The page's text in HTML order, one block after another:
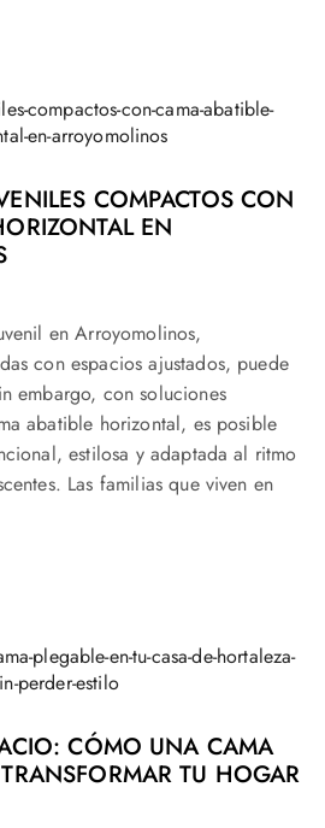
COMPACTOS CON
EN
en Arroyomolinos,
con espacios ajustados, puede
embargo, con soluciones
abatible horizontal, es posible
estilosa y adaptada al ritmo
Las familias que viven en
CÓMO UNA CAMA
TU HOGAR